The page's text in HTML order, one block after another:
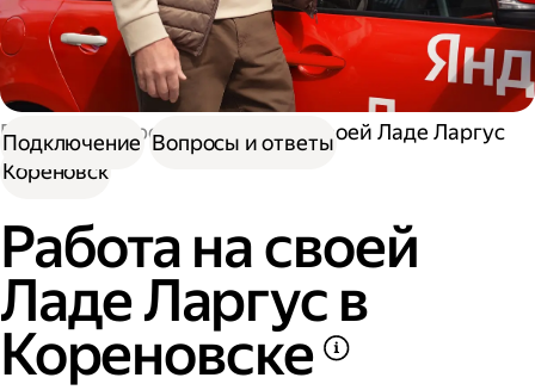
Работа курьером
Работа на своей Ладе Ларгус
Кореновск
Работа на своей
Ладе Ларгус в
Кореновске
Подключение Вопросы и ответы